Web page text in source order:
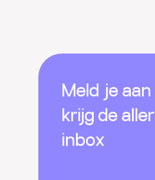
Footer
Meld je
krijg de
inbox